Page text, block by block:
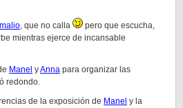
, que no calla
pero que escucha,
mientras ejerce de incansable
Manel yAnna para organizar las
redondo.
de la exposición de Manel y la